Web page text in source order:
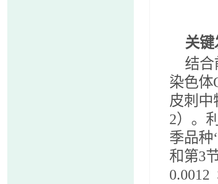
关
结合
染色体
皮刺中
2）。
季品种
和第3
0.0012